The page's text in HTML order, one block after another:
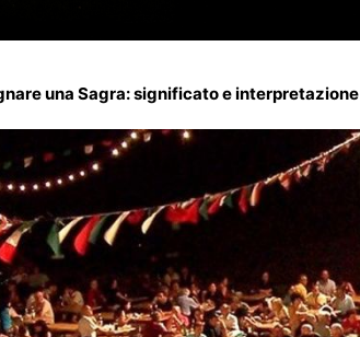
una Sagra: significato e interpretazione